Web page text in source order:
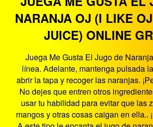
NARANJA OJ (I LIKE
JUICE) ONLINE
Juega Me Gusta El Jugo de
línea. Adelante, mantenga pulsada
abrir la tapa y recoger las naranjas.
No dejes que entren otros
usar tu habilidad para evitar que las
mangos y otras cosas caigan en ella..